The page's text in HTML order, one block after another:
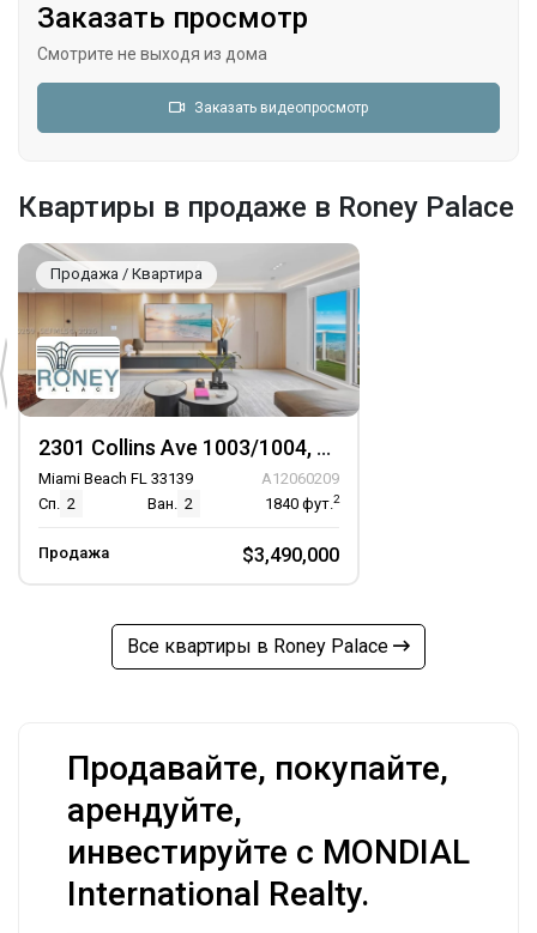
Заказать просмотр
Смотрите не выходя из дома
Заказать видеопросмотр
Квартиры в продаже в Roney Palace
Продажа / Квартира
2301 Collins Ave 1003/1004, Unit 1003/1004
Miami Beach FL 33139
A12060209
Сп. 2 Ван. 2 1840 фут.2
Продажа $3,490,000
Все квартиры в Roney Palace
Продавайте, покупайте,
арендуйте,
инвестируйте с MONDIAL
International Realty.